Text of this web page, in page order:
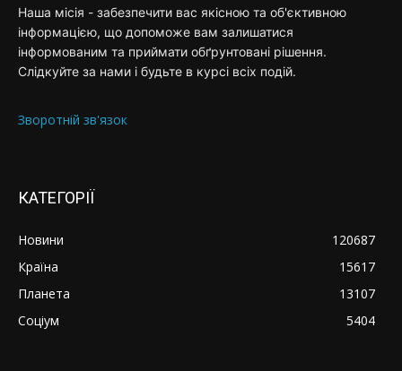
Наша місія - забезпечити вас якісною та об'єктивною
інформацією, що допоможе вам залишатися
інформованим та приймати обґрунтовані рішення.
Слідкуйте за нами і будьте в курсі всіх подій.
Зворотній зв'язок
КАТЕГОРІЇ
Новини
120687
Країна
15617
Планета
13107
Соціум
5404